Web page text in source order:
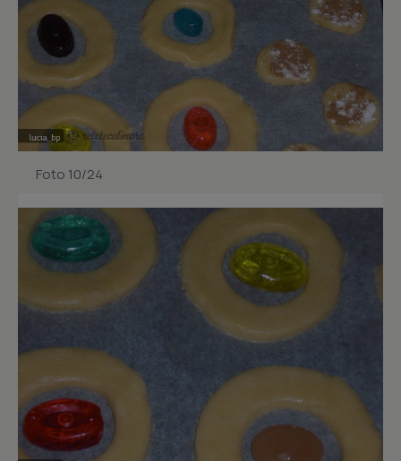
Foto 10/24